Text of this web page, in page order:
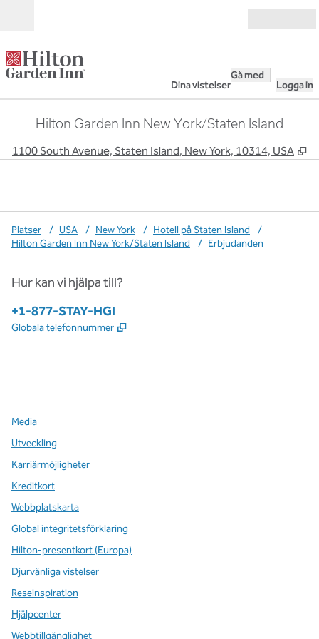
Dina vistelser
Gå med
Logga in
Hilton Garden Inn New York/Staten Island
1100 South Avenue, Staten Island, New York, 10314, USA ,
Platser / USA / New York / Hotell på Staten Island
/
Hilton Garden Inn New York/Staten Island
/ Erbjudanden
Hur kan vi hjälpa till?
Telefon:
+1-877-STAY-HGI
Globala telefonnummer ,
Media
Utveckling
Karriärmöjligheter
Kreditkort
Webbplatskarta
Global integritetsförklaring
Hilton-presentkort (Europa)
Djurvänliga vistelser
Reseinspiration
Hjälpcenter
Webbtillgänglighet